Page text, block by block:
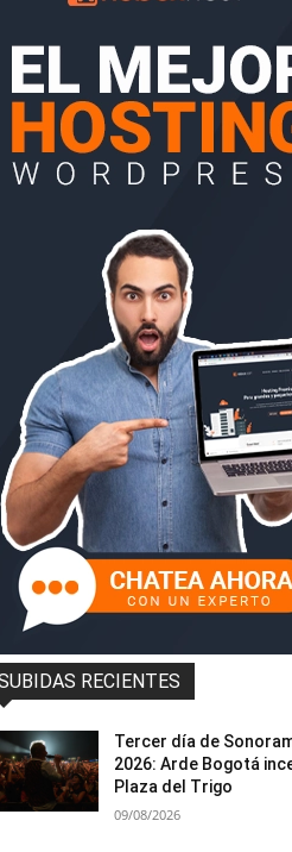
RECIENTES
Tercer día de
2026: Arde Bogotá
Plaza del Trigo
09/08/2026